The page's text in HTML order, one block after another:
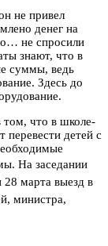
не привел
денег на
не спросили
знают, что в
суммы, ведь
Здесь до
том, что в школе-
перевести детей с
На заседании
марта выезд в
министра,